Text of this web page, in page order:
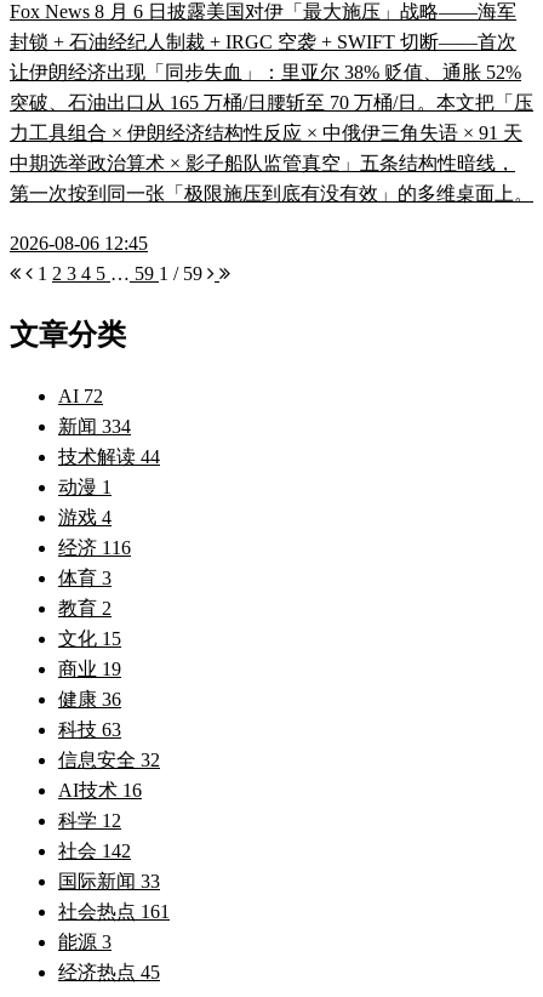
Fox News 8 月 6 日披露美国对伊「最大施压」战略——海军
封锁 + 石油经纪人制裁 + IRGC 空袭 + SWIFT 切断——首次
让伊朗经济出现「同步失血」：里亚尔 38% 贬值、通胀 52%
突破、石油出口从 165 万桶/日腰斩至 70 万桶/日。本文把「压
力工具组合 × 伊朗经济结构性反应 × 中俄伊三角失语 × 91 天
中期选举政治算术 × 影子船队监管真空」五条结构性暗线，
第一次按到同一张「极限施压到底有没有效」的多维桌面上。
2026-08-06 12:45
1 2 3 4 5 … 59 1 / 59
文章分类
AI 72
新闻 334
技术解读 44
动漫 1
游戏 4
经济 116
体育 3
教育 2
文化 15
商业 19
健康 36
科技 63
信息安全 32
AI技术 16
科学 12
社会 142
国际新闻 33
社会热点 161
能源 3
经济热点 45